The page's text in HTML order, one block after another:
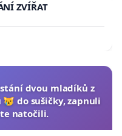
ZVÍŘAT
dvou mladíků z
do sušičky, zapnuli
natočili.